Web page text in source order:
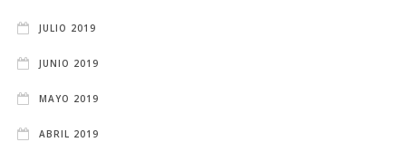
JULIO 2019
JUNIO 2019
MAYO 2019
ABRIL 2019